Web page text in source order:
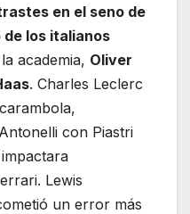
en el seno de
de los italianos
academia, Oliver
. Charles Leclerc
con Piastri
Lewis
un error más